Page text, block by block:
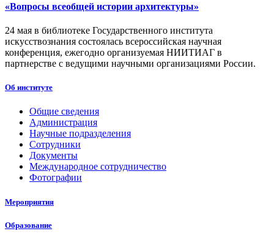
«Вопросы всеобщей истории архитектуры»
24 мая в библиотеке Государственного института
искусствознания состоялась всероссийская научная
конференция, ежегодно организуемая НИИТИАГ в
партнерстве с ведущими научными организациями России.
Об институте
Общие сведения
Администрация
Научные подразделения
Сотрудники
Документы
Международное сотрудничество
Фотографии
Мероприятия
Образование